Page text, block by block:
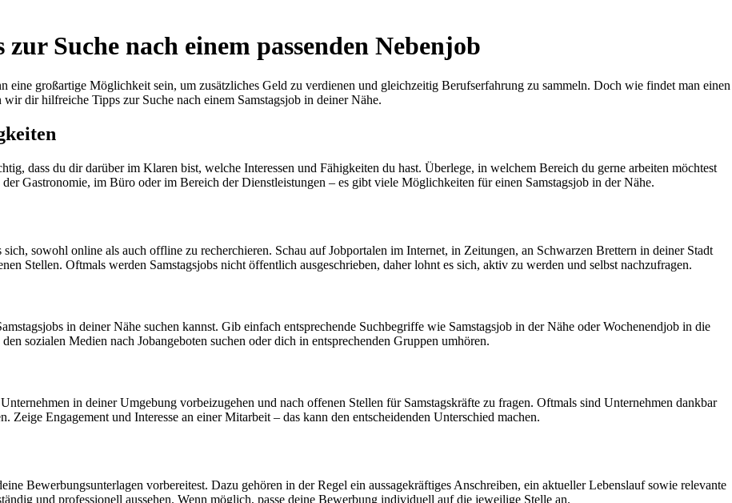
Suche nach einem passenden Nebenjob
eine großartige Möglichkeit sein, um zusätzliches Geld zu verdienen und gleichzeitig Berufserfahrung zu sammeln. Doch wie findet man einen
dir hilfreiche Tipps zur Suche nach einem Samstagsjob in deiner Nähe.
dass du dir darüber im Klaren bist, welche Interessen und Fähigkeiten du hast. Überlege, in welchem Bereich du gerne arbeiten möchtest
Gastronomie, im Büro oder im Bereich der Dienstleistungen – es gibt viele Möglichkeiten für einen Samstagsjob in der Nähe.
sowohl online als auch offline zu recherchieren. Schau auf Jobportalen im Internet, in Zeitungen, an Schwarzen Brettern in deiner Stadt
Stellen. Oftmals werden Samstagsjobs nicht öffentlich ausgeschrieben, daher lohnt es sich, aktiv zu werden und selbst nachzufragen.
in deiner Nähe suchen kannst. Gib einfach entsprechende Suchbegriffe wie Samstagsjob in der Nähe oder Wochenendjob in die
sozialen Medien nach Jobangeboten suchen oder dich in entsprechenden Gruppen umhören.
in deiner Umgebung vorbeizugehen und nach offenen Stellen für Samstagskräfte zu fragen. Oftmals sind Unternehmen dankbar
Engagement und Interesse an einer Mitarbeit – das kann den entscheidenden Unterschied machen.
Bewerbungsunterlagen vorbereitest. Dazu gehören in der Regel ein aussagekräftiges Anschreiben, ein aktueller Lebenslauf sowie relevante
und professionell aussehen. Wenn möglich, passe deine Bewerbung individuell auf die jeweilige Stelle an.